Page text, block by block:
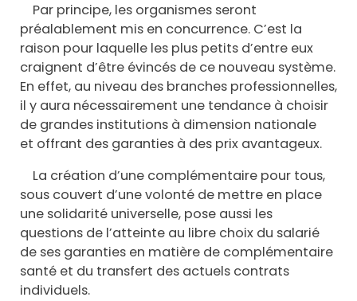
Par principe, les organismes seront
préalablement mis en concurrence. C’est la
raison pour laquelle les plus petits d’entre eux
craignent d’être évincés de ce nouveau système.
En effet, au niveau des branches professionnelles,
il y aura nécessairement une tendance à choisir
de grandes institutions à dimension nationale
et offrant des garanties à des prix avantageux.
La création d’une complémentaire pour tous,
sous couvert d’une volonté de mettre en place
une solidarité universelle, pose aussi les
questions de l’atteinte au libre choix du salarié
de ses garanties en matière de complémentaire
santé et du transfert des actuels contrats
individuels.